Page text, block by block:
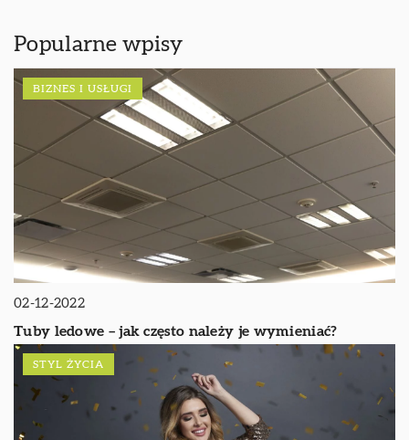
Popularne wpisy
BIZNES I USŁUGI
02-12-2022
Tuby ledowe – jak często należy je wymieniać?
STYL ŻYCIA